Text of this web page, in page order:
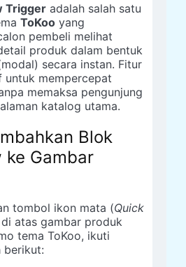
Trigger adalah salah satu
ToKoo yang
pembeli melihat
produk dalam bentuk
secara instan. Fitur
untuk mempercepat
memaksa pengunjung
katalog utama.
Blok
ke Gambar
tombol ikon mata (Quick
atas gambar produk
tema ToKoo, ikuti
berikut: